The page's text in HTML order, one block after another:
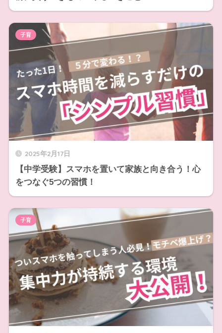
2025年2月17日
【中学受験】スマホを置いて家族と向き合う！心
をつなぐ5つの習慣！
子育
子育